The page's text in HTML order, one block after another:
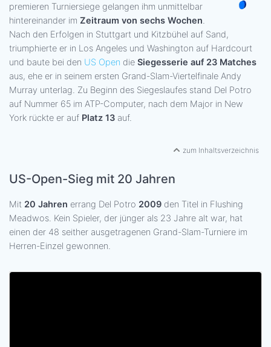
premieren Turniersiege gelangen ihm unmittelbar
hintereinander im Zeitraum von sechs Wochen.
Nach den Erfolgen in Stuttgart und Kitzbühel auf Sand,
triumphierte er in Los Angeles und Washington auf Hardcourt
und baute bei den US Open die Siegesserie auf 23 Matches
aus, ehe er in seinem ersten Grand-Slam-Viertelfinale Andy
Murray unterlag. Zu Beginn des Siegeslaufes stand Del Potro
auf Nummer 65 im ATP-Computer, nach dem Major in New
York rückte er auf Platz 13 auf.
zum Inhaltsverzeichnis
US-Open-Sieg mit 20 Jahren
Mit 20 Jahren errang Del Potro 2009 den Titel in Flushing
Meadwos. Kein Spieler, der jünger als 23 Jahre alt war, hat
einen der 48 seither ausgetragenen Grand-Slam-Turniere im
Herren-Einzel gewonnen.